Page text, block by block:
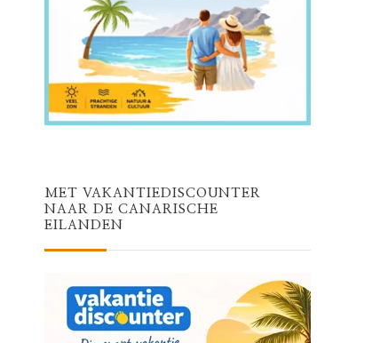
MET VAKANTIEDISCOUNTER
NAAR DE CANARISCHE
EILANDEN